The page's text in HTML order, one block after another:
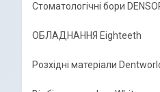
Стоматологічні бори
ОБЛАДНАННЯ Eighteeth
Розхідні матеріали